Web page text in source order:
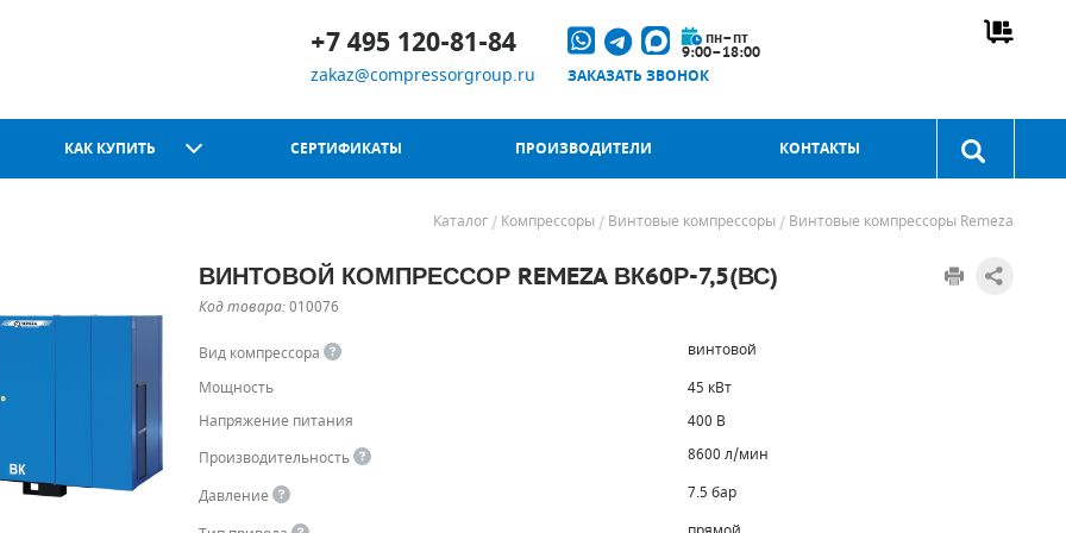
+7 495 120-81-84
zakaz@compressorgroup.ru
пн–пт
9:00–18:00
ЗАКАЗАТЬ ЗВОНОК
КАК КУПИТЬ СЕРТИФИКАТЫ ПРОИЗВОДИТЕЛИ КОНТАКТЫ
Каталог Компрессоры Винтовые компрессоры Винтовые компрессоры Remeza
ВИНТОВОЙ КОМПРЕССОР REMEZA ВК60Р-7,5(ВС)
Код товара:010076
Вид компрессора
винтовой
Мощность
45 кВт
Напряжение питания
400 В
Производительность
8600 л/мин
Давление
7.5 бар